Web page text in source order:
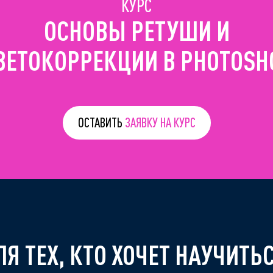
КУРС
ОСНОВЫ РЕТУШИ И
В
ОСТАВИТЬ ЗАЯВКУ НА КУРC
ТЕХ, КТО ХОЧЕТ